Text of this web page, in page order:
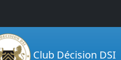
Club Décision DSI